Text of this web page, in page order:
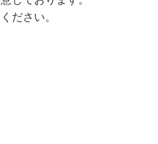
ださい。